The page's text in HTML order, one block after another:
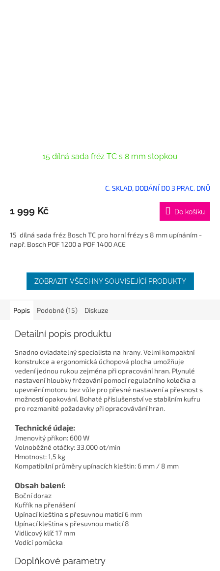
15 dílná sada fréz TC s 8 mm stopkou
C. SKLAD, DODÁNÍ DO 3 PRAC. DNŮ
1 999 Kč Do košíku
15 dílná sada fréz Bosch TC pro horní frézy s 8 mm upínáním -
např. Bosch POF 1200 a POF 1400 ACE
ZOBRAZIT VŠECHNY SOUVISEJÍCÍ PRODUKTY
Popis Podobné (15) Diskuze
Detailní popis produktu
Snadno ovladatelný specialista na hrany. Velmi kompaktní
konstrukce a ergonomická úchopová plocha umožňuje
vedení jednou rukou zejména při opracování hran. Plynulé
nastavení hloubky frézování pomocí regulačního kolečka a
upevnění motoru bez vůle pro přesné nastavení a přesnost s
možností opakování. Bohaté příslušenství ve stabilním kufru
pro rozmanité požadavky při opracovávání hran.
Technické údaje:
Jmenovitý příkon: 600 W
Volnoběžné otáčky: 33.000 ot/min
Hmotnost: 1,5 kg
Kompatibilní průměry upínacích kleštin: 6 mm / 8 mm
Obsah balení:
Boční doraz
Kufřík na přenášení
Upínací kleština s přesuvnou maticí 6 mm
Upínací kleština s přesuvnou maticí 8
Vidlicový klíč 17 mm
Vodící pomůcka
Doplňkové parametry